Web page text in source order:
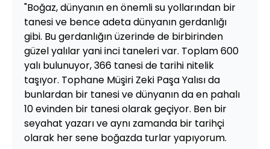
"Boğaz, dünyanın en önemli su yollarından bir
tanesi ve bence adeta dünyanın gerdanlığı
gibi. Bu gerdanlığın üzerinde de birbirinden
güzel yalılar yani inci taneleri var. Toplam 600
yalı bulunuyor, 366 tanesi de tarihi nitelik
taşıyor. Tophane Müşiri Zeki Paşa Yalısı da
bunlardan bir tanesi ve dünyanın da en pahalı
10 evinden bir tanesi olarak geçiyor. Ben bir
seyahat yazarı ve aynı zamanda bir tarihçi
olarak her sene boğazda turlar yapıyorum.